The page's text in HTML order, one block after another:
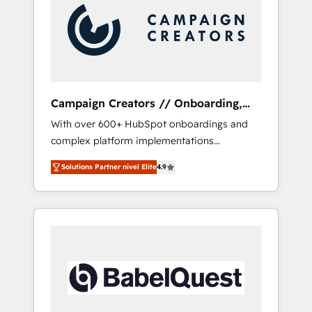
Nos caracterizamos por combinar excelencia
técnica con una mirada estratégica a largo
plazo.
Campaign Creators // Onboarding,
CRM Migration
With over 600+ HubSpot onboardings and
complex platform implementations
delivered, CC is the go-to Elite Solutions
Partner for businesses ready to migrate,
replatform, and scale smarter. We specialize
in high-impact CRM and CMS migrations and
turning fragmented systems into unified,
growth-ready HubSpot architectures that
Solutions Partner nivel Elite4.9